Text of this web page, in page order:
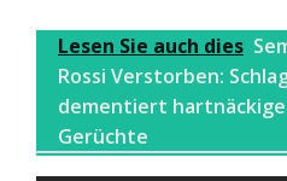
Lesen Sie auch dies
Rossi Verstorben:
dementiert hartnäckige
Gerüchte